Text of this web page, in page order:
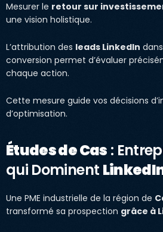
Mesurer le retour sur
une vision holistique.
L’attribution des leads LinkedIn
conversion permet d’évaluer
chaque action.
Cette mesure guide vos décisions
d’optimisation.
Études de Cas :
qui Dominent
Une PME industrielle de la région de
transformé sa prospection grâce à